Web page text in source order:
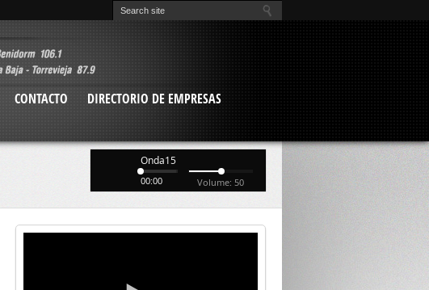
CONTACTO
DIRECTORIO DE EMPRESAS
Onda15
00:00 Volume: 50